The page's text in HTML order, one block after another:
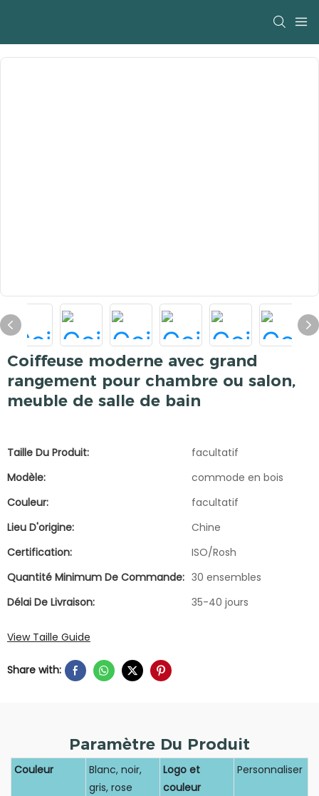
Coiffeuse moderne avec grand
rangement pour chambre ou salon,
meuble de salle de bain
Taille Du Produit:
facultatif
Modèle:
commode en bois
Couleur:
facultatif
Lieu D'origine:
Chine
Certification:
ISO/Rosh
Quantité Minimum De Commande: 30 ensembles
Délai De Livraison:
35-40 jours
View Taille Guide
Share with:
Paramètre Du Produit
Couleur
Blanc, noir,
gris, rose
Logo et
couleur
Personnaliser